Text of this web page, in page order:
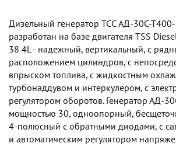
Дизельный генератор TCC АД-30С-
разработан на базе двигателя TSS
38 4L - надежный, вертикальный, с
расположением цилиндров, с
впрыском топлива, с жидкостным
турбонаддувом и интеркулером, с
регулятором оборотов. Генератор АД-
мощностью 30, одноопорный,
4-полюсный с обратными диодами, с
и автоматическим регулятором